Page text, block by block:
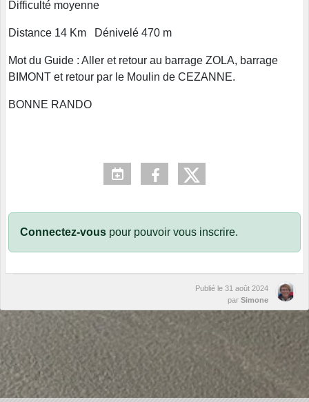
Difficulté moyenne
Distance 14 Km Dénivelé 470 m
Mot du Guide : Aller et retour au barrage ZOLA, barrage
BIMONT et retour par le Moulin de CEZANNE.
BONNE RANDO
Connectez-vous pour pouvoir vous inscrire.
Publié le 31 août 2024
par Simone